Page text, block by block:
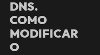
DNS.
COMO
MODIFICAR
O